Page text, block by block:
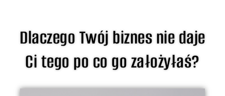
Dlaczego Twój biznes nie daje
Ci tego po co go założyłaś?